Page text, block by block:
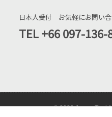
日本人受付 お気軽にお問い
TEL ‭+66 097-136-
© 2020 Japan-Thai